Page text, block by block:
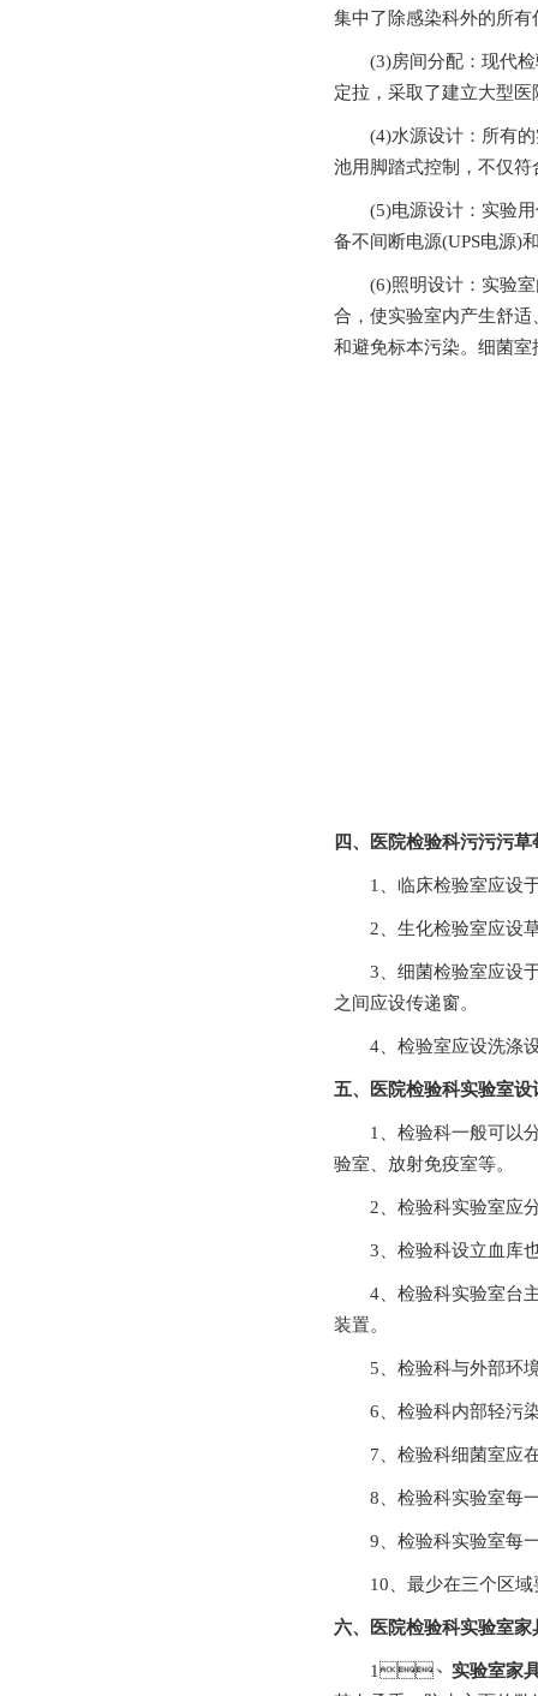
集中了除感染科外的所有住
(3)房间分配：现代检
定拉，采取了建立大型
(4)水源设计：所有的
池用脚踏式控制，不仅符
(5)电源设计：实验用
备不间断电源(UPS电源)
(6)照明设计：实验
合，使实验室内产生舒适
和避免标本污染。细菌
四、医院检验科污污污
1、临床检验室应设于
2、生化检验室应设草
3、细菌检验室应设于
之间应设传递窗。
4、检验室应设洗涤
五、医院检验科实验室
1、检验科一般可以分
验室、放射免疫室等。
2、检验科实验室应分设
3、检验科设立血库
4、检验科实验室台
装置。
5、检验科与外部环境
6、检验科内部轻污
7、检验科细菌室应在
8、检验科实验室每
9、检验科实验室每一
10、最少在三个区域
六、医院检验科实验室
1、 实验室家